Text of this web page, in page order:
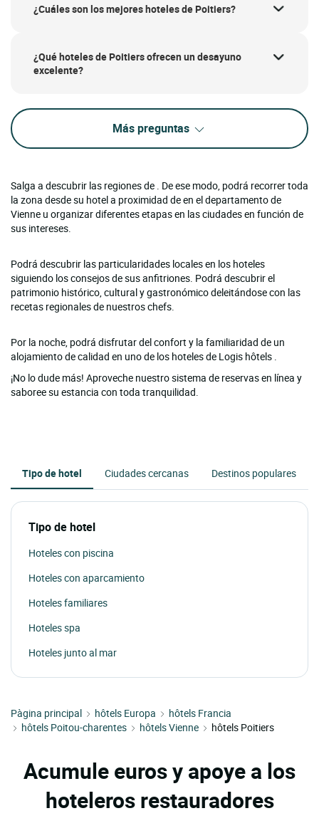
¿Cuáles son los mejores hoteles de Poitiers?
¿Qué hoteles de Poitiers ofrecen un desayuno
excelente?
Más preguntas
Salga a descubrir las regiones de . De ese modo, podrá recorrer toda
la zona desde su hotel a proximidad de en el departamento de
Vienne u organizar diferentes etapas en las ciudades en función de
sus intereses.
Podrá descubrir las particularidades locales en los hoteles
siguiendo los consejos de sus anfitriones. Podrá descubrir el
patrimonio histórico, cultural y gastronómico deleitándose con las
recetas regionales de nuestros chefs.
Por la noche, podrá disfrutar del confort y la familiaridad de un
alojamiento de calidad en uno de los hoteles de Logis hôtels .
¡No lo dude más! Aproveche nuestro sistema de reservas en línea y
saboree su estancia con toda tranquilidad.
Tipo de hotel Ciudades cercanas Destinos populares
Tipo de hotel
Hoteles con piscina
Hoteles con aparcamiento
Hoteles familiares
Hoteles spa
Hoteles junto al mar
Pàgina principal hôtels Europa
hôtels Francia
hôtels Poitou-charentes
hôtels Vienne hôtels Poitiers
Acumule euros y apoye a los
hoteleros restauradores